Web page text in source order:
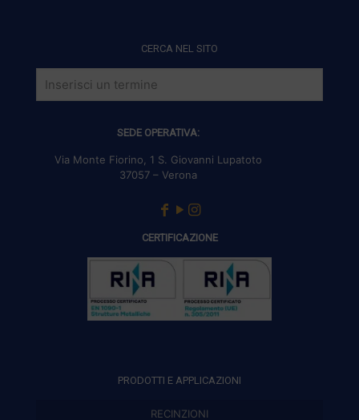
CERCA NEL SITO
SEDE OPERATIVA:
Via Monte Fiorino, 1 S. Giovanni Lupatoto
37057 – Verona
CERTIFICAZIONE
PRODOTTI E APPLICAZIONI
RECINZIONI